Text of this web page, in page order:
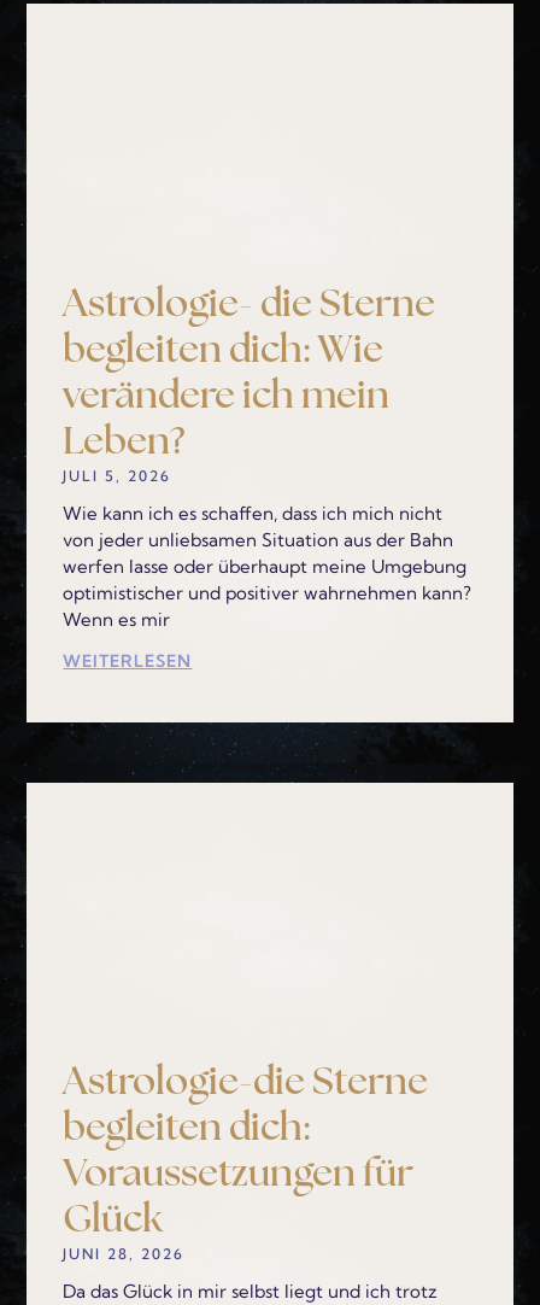
Astrologie- die Sterne
begleiten dich: Wie
verändere ich mein
Leben?
JULI 5, 2026
Wie kann ich es schaffen, dass ich mich nicht
von jeder unliebsamen Situation aus der Bahn
werfen lasse oder überhaupt meine Umgebung
optimistischer und positiver wahrnehmen kann?
Wenn es mir
WEITERLESEN
Astrologie-die Sterne
begleiten dich:
Voraussetzungen für
Glück
JUNI 28, 2026
Da das Glück in mir selbst liegt und ich trotz